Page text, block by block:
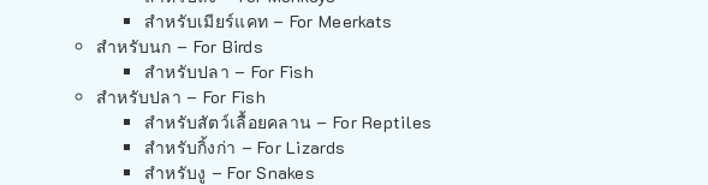
สำหรับเมียร์แคท – For Meerkats
สำหรับนก – For Birds
สำหรับปลา – For Fish
สำหรับปลา – For Fish
สำหรับสัตว์เลื้อยคลาน – For Reptiles
สำหรับกิ้งก่า – For Lizards
สำหรับงู – For Snakes